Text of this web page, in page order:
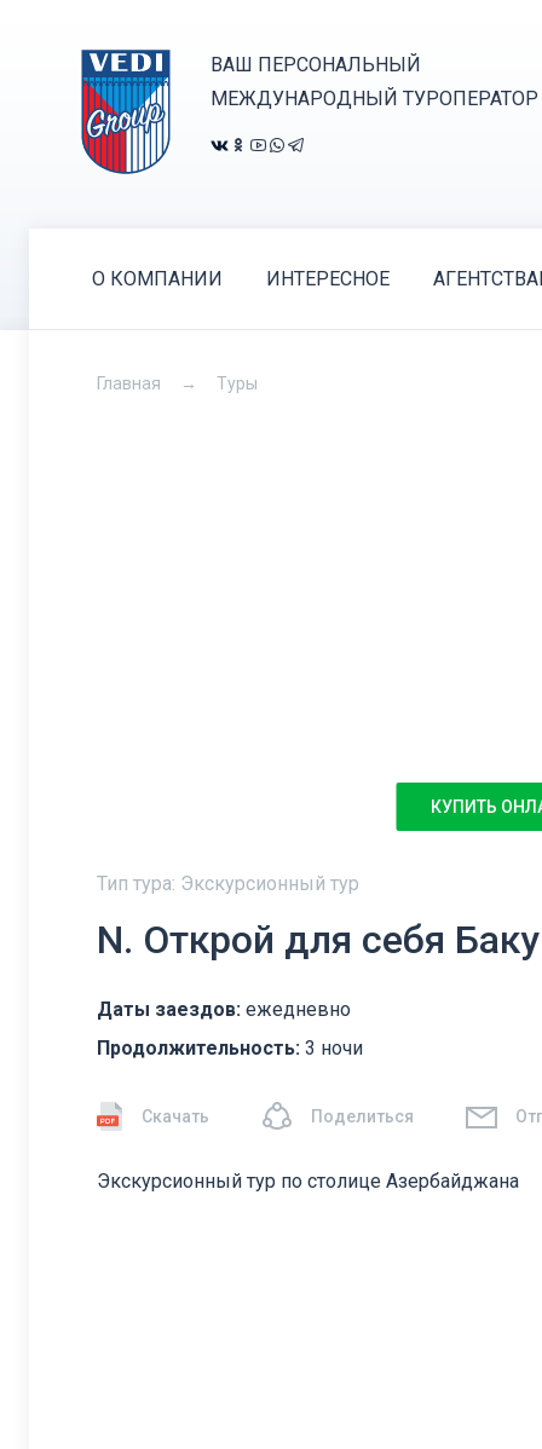
ВАШ ПЕРСОНАЛЬНЫЙ
МЕЖДУНАРОДНЫЙ ТУРОПЕРАТОР
О КОМПАНИИ ИНТЕРЕСНОЕ
Главная Туры
КУПИТЬ
Тип тура: Экскурсионный тур
N. Открой для себя
Даты заездов: ежедневно
Продолжительность: 3 ночи
Скачать Поделиться
Экскурсионный тур по столице Азербайджана